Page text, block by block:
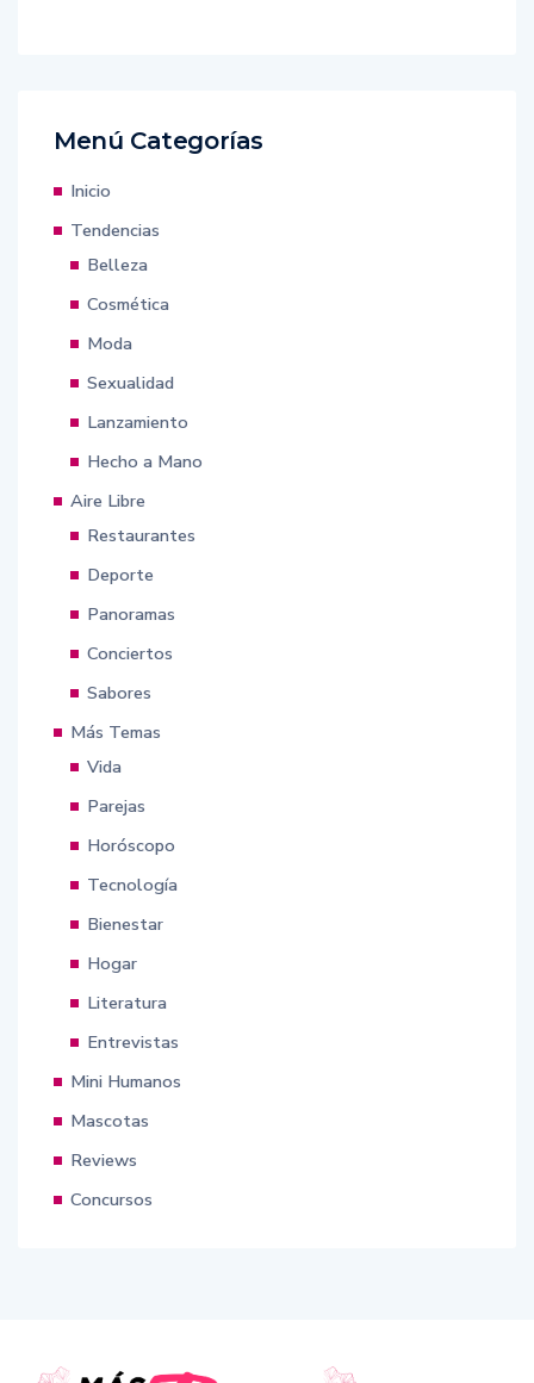
Menú Categorías
Inicio
Tendencias
Belleza
Cosmética
Moda
Sexualidad
Lanzamiento
Hecho a Mano
Aire Libre
Restaurantes
Deporte
Panoramas
Conciertos
Sabores
Más Temas
Vida
Parejas
Horóscopo
Tecnología
Bienestar
Hogar
Literatura
Entrevistas
Mini Humanos
Mascotas
Reviews
Concursos